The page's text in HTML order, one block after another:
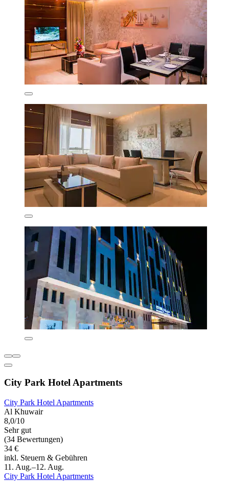
City Park Hotel Apartments
City Park Hotel Apartments
Al Khuwair
8,0/10
Sehr gut
(34 Bewertungen)
34 €
inkl. Steuern & Gebühren
11. Aug.–12. Aug.
City Park Hotel Apartments